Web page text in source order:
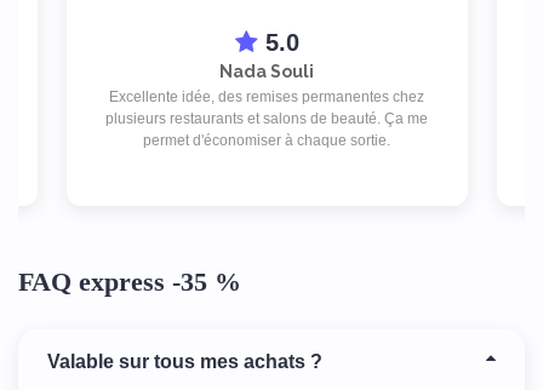
5.0
Nada Souli
Excellente idée, des remises permanentes chez
plusieurs restaurants et salons de beauté. Ça me
permet d'économiser à chaque sortie.
FAQ express -35 %
Valable sur tous mes achats ?